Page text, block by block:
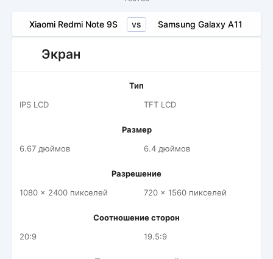
Xiaomi Redmi Note 9S vs Samsung Galaxy A11
Экран
Тип
IPS LCD
TFT LCD
Размер
6.67 дюймов
6.4 дюймов
Разрешение
1080 x 2400 пикселей
720 x 1560 пикселей
Соотношение сторон
20:9
19.5:9